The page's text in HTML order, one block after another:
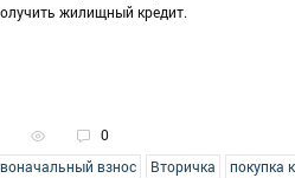
жилищный кредит.
0
взнос Вторичка покупка